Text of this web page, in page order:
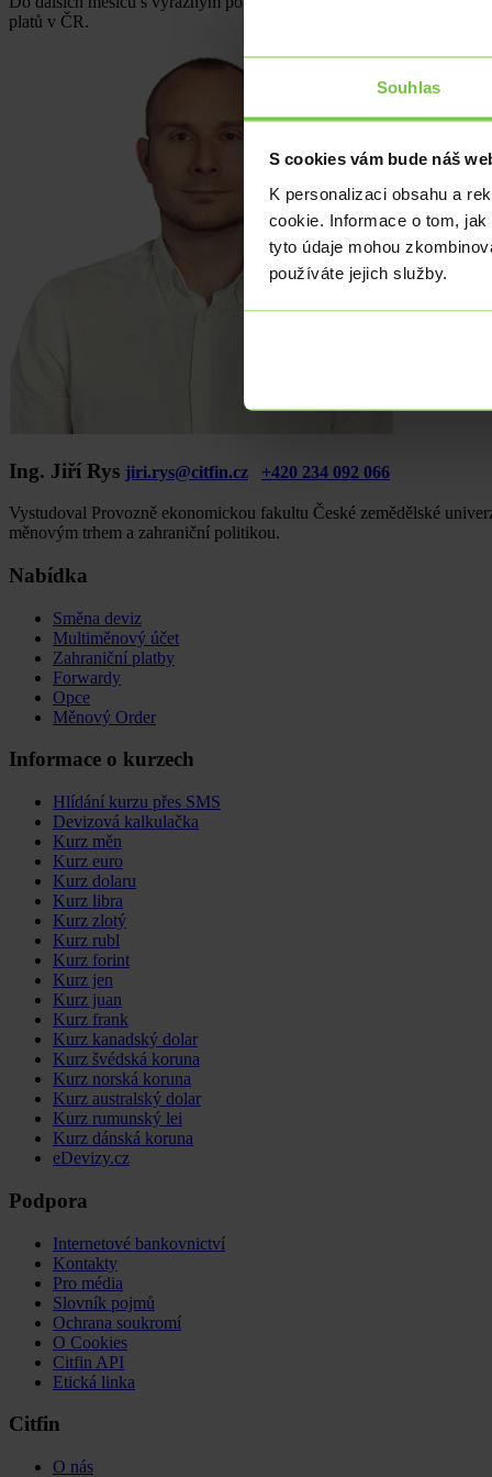
Souhlas
S cookies vám bude náš
K personalizaci obsahu a
cookie. Informace o tom,
tyto údaje mohou
používáte jejich služby.
platů v ČR.
Ing. Jiří Rys jiri.rys@citfin.cz +420 234 092 066
Vystudoval Provozně ekonomickou fakultu České zemědělské
měnovým trhem a zahraniční politikou.
Nabídka
Směna deviz
Multiměnový účet
Zahraniční platby
Forwardy
Opce
Měnový Order
Informace o kurzech
Hlídání kurzu přes SMS
Devizová kalkulačka
Kurz měn
Kurz euro
Kurz dolaru
Kurz libra
Kurz zlotý
Kurz rubl
Kurz forint
Kurz jen
Kurz juan
Kurz frank
Kurz kanadský dolar
Kurz švédská koruna
Kurz norská koruna
Kurz australský dolar
Kurz rumunský lei
Kurz dánská koruna
eDevizy.cz
Podpora
Internetové bankovnictví
Kontakty
Pro média
Slovník pojmů
Ochrana soukromí
O Cookies
Citfin API
Etická linka
Citfin
O nás